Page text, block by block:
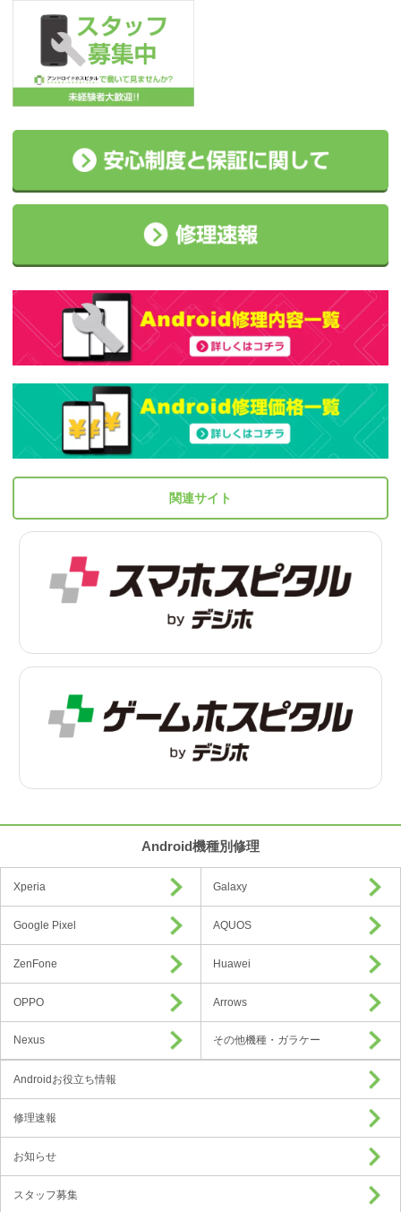
関連サイト
Android機種別修理
Xperia Galaxy
Google Pixel AQUOS
ZenFone Huawei
OPPO Arrows
Nexus その他機種・ガラケー
Androidお役立ち情報
修理速報
お知らせ
スタッフ募集